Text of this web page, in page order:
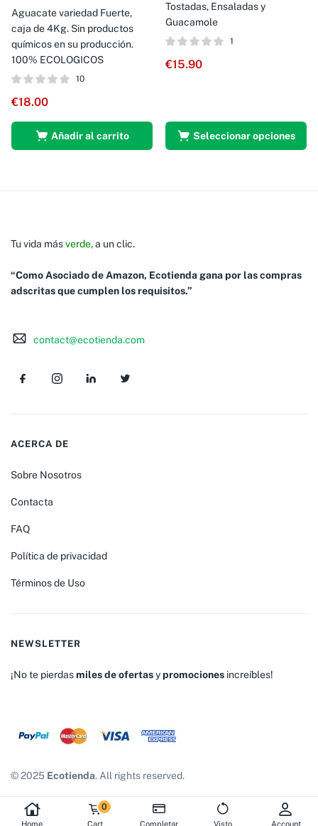
Home
0
Cart Completar Visto Account
Aguacate variedad Fuerte,
caja de 4Kg. Sin productos
químicos en su producción.
100% ECOLOGICOS
10
€18.00
Añadir al carrito
Tostadas, Ensaladas y
Guacamole
1
€15.90
Seleccionar opciones
Tu vida másverde,a un clic.
“Como Asociado de Amazon, Ecotienda gana por las compras
adscritas que cumplen los requisitos.”
contact@ecotienda.com
ACERCA DE
Sobre Nosotros
Contacta
FAQ
Política de privacidad
Términos de Uso
NEWSLETTER
¡No te pierdasmiles de ofertasypromociones increíbles!
© 2025 Ecotienda. All rights reserved.